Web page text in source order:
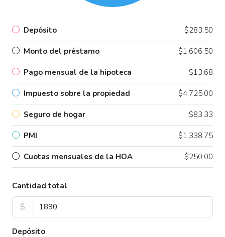
Depósito $283.50
Monto del préstamo $1,606.50
Pago mensual de la hipoteca $13.68
Impuesto sobre la propiedad $4,725.00
Seguro de hogar $83.33
PMI $1,338.75
Cuotas mensuales de la HOA $250.00
Cantidad total
$
Depósito